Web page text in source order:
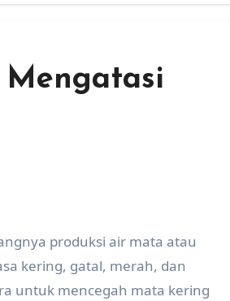
produksi air mata atau
kering, gatal, merah, dan
untuk mencegah mata kering